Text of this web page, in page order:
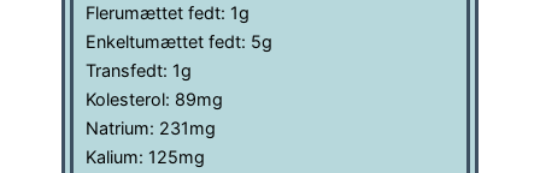
Flerumættet fedt: 1g
Enkeltumættet fedt: 5g
Transfedt: 1g
Kolesterol: 89mg
Natrium: 231mg
Kalium: 125mg